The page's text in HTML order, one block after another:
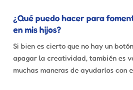
¿Qué puedo hacer para
en mis hijos?
Si bien es cierto que no hay un
apagar la creatividad, también es
muchas maneras de ayudarlos con